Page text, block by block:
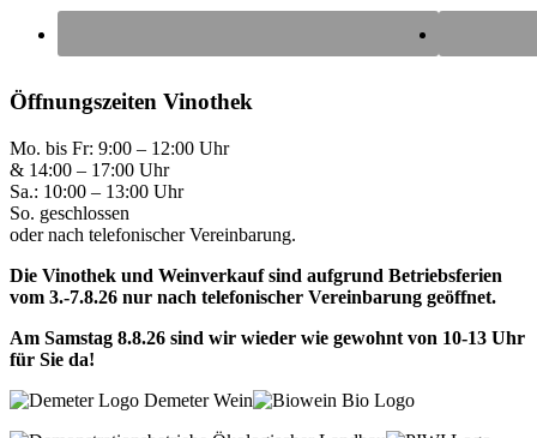
Öffnungszeiten Vinothek
Mo. bis Fr: 9:00 – 12:00 Uhr
& 14:00 – 17:00 Uhr
Sa.: 10:00 – 13:00 Uhr
So. geschlossen
oder nach telefonischer Vereinbarung.
Die Vinothek und Weinverkauf sind aufgrund Betriebsferien
vom 3.-7.8.26 nur nach telefonischer Vereinbarung geöffnet.
Am Samstag 8.8.26 sind wir wieder wie gewohnt von 10-13 Uhr
für Sie da!